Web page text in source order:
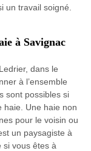
un travail soigné.
à Savignac
dans le
à l’ensemble
sont possibles si
haie. Une haie non
pour le voisin ou
un paysagiste à
si vous êtes à